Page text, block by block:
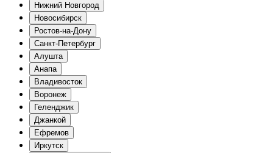
Нижний Новгород
Новосибирск
Ростов-на-Дону
Санкт-Петербург
Алушта
Анапа
Владивосток
Воронеж
Геленджик
Джанкой
Ефремов
Иркутск